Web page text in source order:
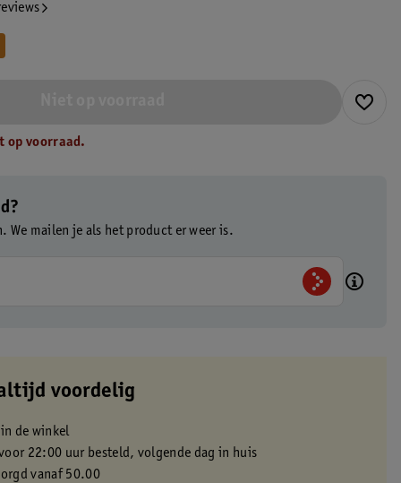
op voorraad.
We mailen je als het product er weer is.
voordelig
de winkel
22:00 uur besteld, volgende dag in huis
vanaf 50.00